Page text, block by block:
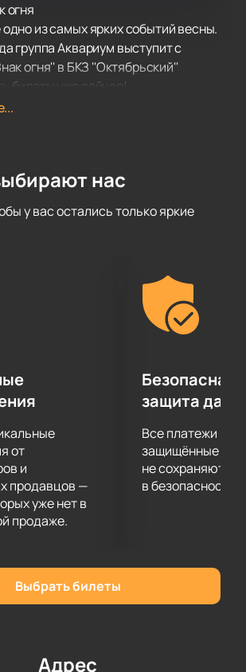
огня
из самых ярких событий весны.
группа Аквариум выступит с
огня'' в БКЗ ''Октябрьский''
билеты уже сейчас!
нас
у вас остались только яркие
от
и
продавцов —
уже нет в
продаже.
Безопасная
защита
Все платежи
защищённые
не сохраняются
в безопасности.
Выбрать билеты
Адрес